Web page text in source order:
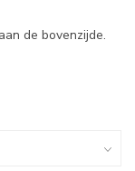
de bovenzijde.